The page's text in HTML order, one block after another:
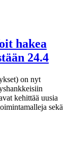
hakea
24.4
on nyt
kehittää uusia
sekä